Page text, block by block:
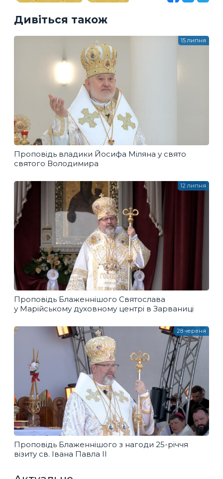
Дивіться також
Проповідь владики Йосифа Міляна у свято
святого Володимира
15 липня
Проповідь Блаженнішого Святослава
у Марійському духовному центрі в Зарваниці
12 липня
Проповідь Блаженнішого з нагоди 25-річчя
візиту св. Івана Павла ІІ
28 червня